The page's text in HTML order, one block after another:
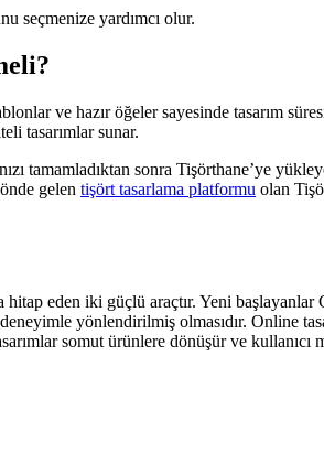
seçmenize yardımcı olur.
ve hazır öğeler sayesinde tasarım
tasarımlar sunar.
tamamladıktan sonra Tişörthane’ye
gelen tişört tasarlama platformu olan
hitap eden iki güçlü araçtır. Yeni
yönlendirilmiş olmasıdır. Online
somut ürünlere dönüşür ve kullanıcı